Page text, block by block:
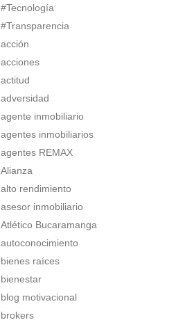
#Tecnología
#Transparencia
acción
acciones
actitud
adversidad
agente inmobiliario
agentes inmobiliarios
agentes REMAX
Alianza
alto rendimiento
asesor inmobiliario
Atlético Bucaramanga
autoconocimiento
bienes raíces
bienestar
blog motivacional
brokers